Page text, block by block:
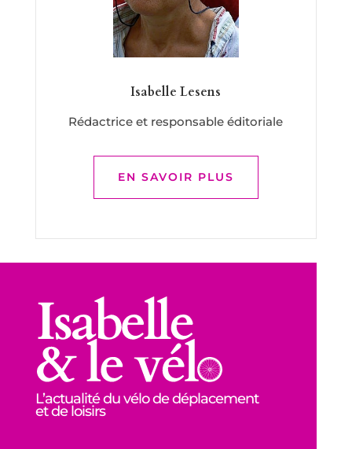
Isabelle Lesens
Rédactrice et responsable éditoriale
EN SAVOIR PLUS
L’actualité du vélo de déplacement
et de loisirs